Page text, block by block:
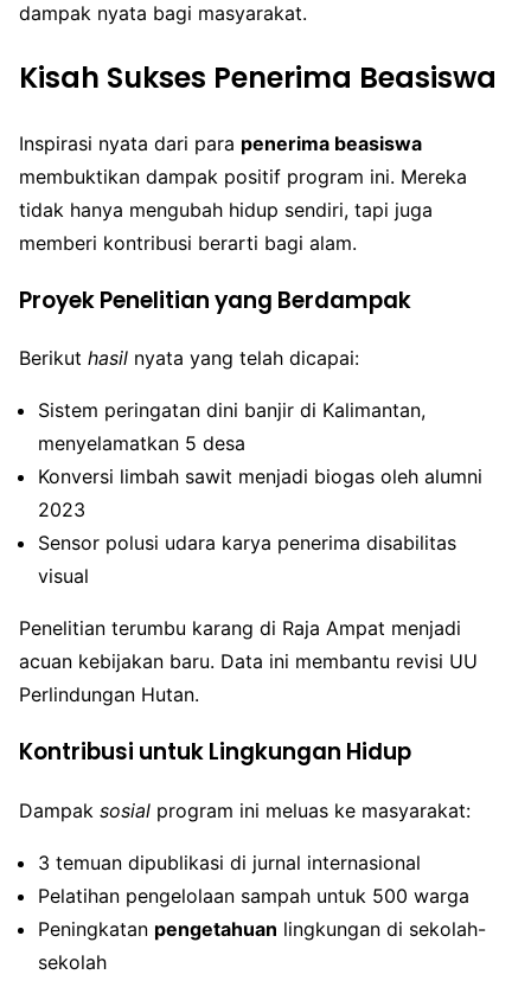
dampak nyata bagi masyarakat.
Kisah Sukses Penerima Beasiswa
Inspirasi nyata dari para penerima beasiswa
membuktikan dampak positif program ini. Mereka
tidak hanya mengubah hidup sendiri, tapi juga
memberi kontribusi berarti bagi alam.
Proyek Penelitian yang Berdampak
Berikut hasil nyata yang telah dicapai:
Sistem peringatan dini banjir di Kalimantan,
menyelamatkan 5 desa
Konversi limbah sawit menjadi biogas oleh alumni
2023
Sensor polusi udara karya penerima disabilitas
visual
Penelitian terumbu karang di Raja Ampat menjadi
acuan kebijakan baru. Data ini membantu revisi UU
Perlindungan Hutan.
Kontribusi untuk Lingkungan Hidup
Dampak sosial program ini meluas ke masyarakat:
3 temuan dipublikasi di jurnal internasional
Pelatihan pengelolaan sampah untuk 500 warga
Peningkatan pengetahuan lingkungan di sekolah-
sekolah